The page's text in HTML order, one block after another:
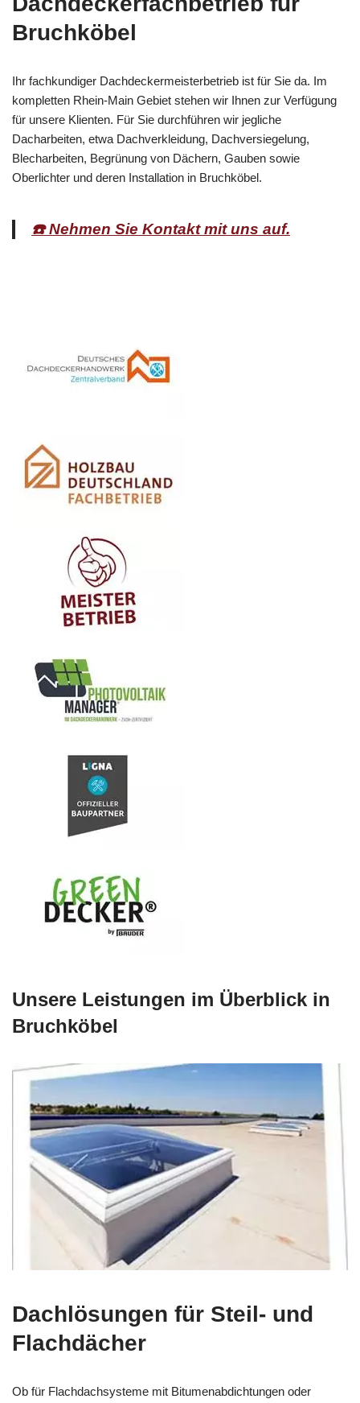
Bruchköbel
Ihr fachkundiger Dachdeckermeisterbetrieb ist für Sie da. Im
kompletten Rhein-Main Gebiet stehen wir Ihnen zur Verfügung
für unsere Klienten. Für Sie durchführen wir jegliche
Dacharbeiten, etwa Dachverkleidung, Dachversiegelung,
Blecharbeiten, Begrünung von Dächern, Gauben sowie
Oberlichter und deren Installation in Bruchköbel.
☎️ Nehmen Sie Kontakt mit uns auf.
Unsere Leistungen im Überblick in
Bruchköbel
Dachlösungen für Steil- und
Flachdächer
Ob für Flachdachsysteme mit Bitumenabdichtungen oder